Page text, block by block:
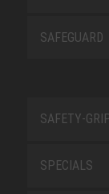
SAFEGUARD
SAFETY-
SPECIALS